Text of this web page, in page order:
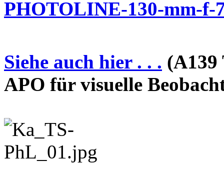
PHOTOLINE-130-mm-f-
Siehe auch hier . . . (A139
APO für visuelle